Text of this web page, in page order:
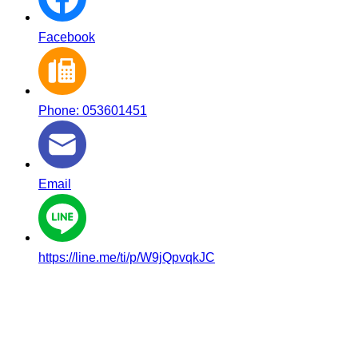
Facebook
Phone: 053601451
Email
https://line.me/ti/p/W9jQpvqkJC